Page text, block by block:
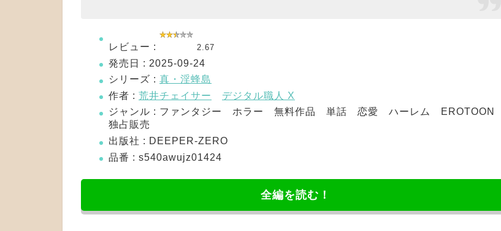
レビュー : 2.67
発売日 : 2025-09-24
シリーズ : 真・淫蜂島
作者 : 荒井チェイサー
デジタル職人 X
ジャンル : ファンタジー ホラー 無料作品 単話 恋愛 ハーレム EROTOON
独占販売
出版社 : DEEPER-ZERO
品番 : s540awujz01424
全編を読む！